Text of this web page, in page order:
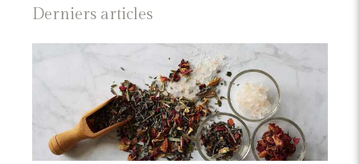
Derniers articles